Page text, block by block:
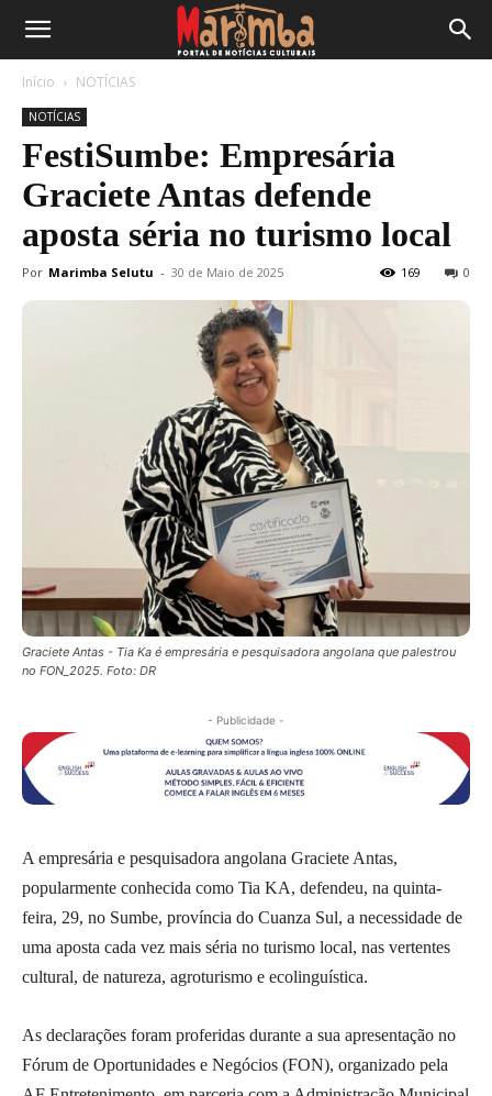
Início NOTÍCIAS
NOTÍCIAS
FestiSumbe: Empresária
Graciete Antas defende
aposta séria no turismo local
Por Marimba Selutu - 30 de Maio de 2025 0
169
Graciete Antas - Tia Ka é empresária e pesquisadora angolana que palestrou
no FON_2025. Foto: DR
- Publicidade -
A empresária e pesquisadora angolana Graciete Antas,
popularmente conhecida como Tia KA, defendeu, na quinta-
feira, 29, no Sumbe, província do Cuanza Sul, a necessidade de
uma aposta cada vez mais séria no turismo local, nas vertentes
cultural, de natureza, agroturismo e ecolinguística.
As declarações foram proferidas durante a sua apresentação no
Fórum de Oportunidades e Negócios (FON), organizado pela